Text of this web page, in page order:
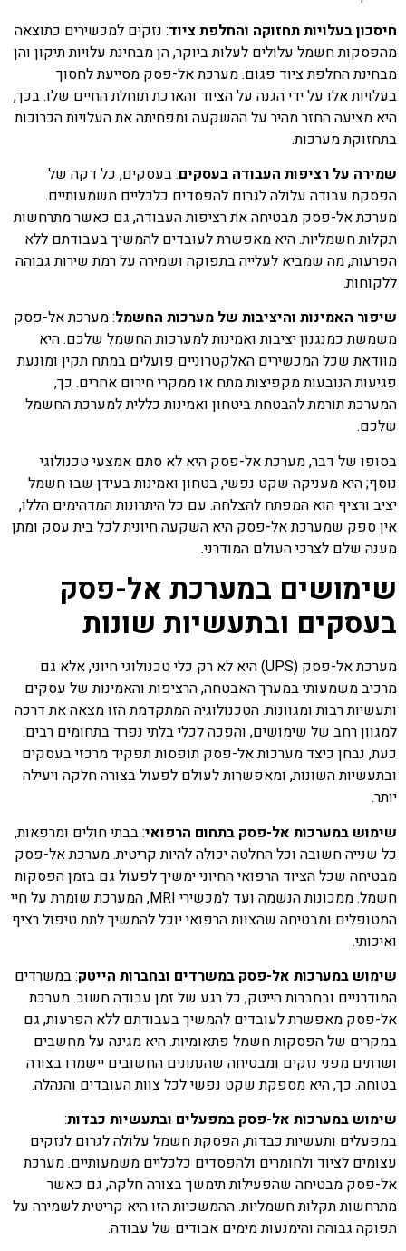
חיסכון בעלויות תחזוקה והחלפת ציוד: נזקים למכשירים כתוצאה
מהפסקות חשמל עלולים לעלות ביוקר, הן מבחינת עלויות תיקון והן
מבחינת החלפת ציוד פגום. מערכת אל-פסק מסייעת לחסוך
בעלויות אלו על ידי הגנה על הציוד והארכת תוחלת החיים שלו. בכך,
היא מציעה החזר מהיר על ההשקעה ומפחיתה את העלויות הכרוכות
בתחזוקת מערכות.
שמירה על רציפות העבודה בעסקים: בעסקים, כל דקה של
הפסקת עבודה עלולה לגרום להפסדים כלכליים משמעותיים.
מערכת אל-פסק מבטיחה את רציפות העבודה, גם כאשר מתרחשות
תקלות חשמליות. היא מאפשרת לעובדים להמשיך בעבודתם ללא
הפרעות, מה שמביא לעלייה בתפוקה ושמירה על רמת שירות גבוהה
ללקוחות.
שיפור האמינות והיציבות של מערכות החשמל: מערכת אל-פסק
משמשת כמנגנון יציבות ואמינות למערכות החשמל שלכם. היא
מוודאת שכל המכשירים האלקטרוניים פועלים במתח תקין ומונעת
פגיעות הנובעות מקפיצות מתח או ממקרי חירום אחרים. כך,
המערכת תורמת להבטחת ביטחון ואמינות כללית למערכת החשמל
שלכם.
בסופו של דבר, מערכת אל-פסק היא לא סתם אמצעי טכנולוגי
נוסף; היא מעניקה שקט נפשי, בטחון ואמינות בעידן שבו חשמל
יציב ורציף הוא המפתח להצלחה. עם כל היתרונות המדהימים הללו,
אין ספק שמערכת אל-פסק היא השקעה חיונית לכל בית עסק ומתן
מענה שלם לצרכי העולם המודרני.
שימושים במערכת אל-פסק
בעסקים ובתעשיות שונות
מערכת אל-פסק (UPS) היא לא רק כלי טכנולוגי חיוני, אלא גם
מרכיב משמעותי במערך האבטחה, הרציפות והאמינות של עסקים
ותעשיות רבות ומגוונות. הטכנולוגיה המתקדמת הזו מצאה את דרכה
למגוון רחב של שימושים, והפכה לכלי בלתי נפרד בתחומים רבים.
כעת, נבחן כיצד מערכות אל-פסק תופסות תפקיד מרכזי בעסקים
ובתעשיות השונות, ומאפשרות לעולם לפעול בצורה חלקה ויעילה
יותר.
שימוש במערכות אל-פסק בתחום הרפואי: בבתי חולים ומרפאות,
כל שנייה חשובה וכל החלטה יכולה להיות קריטית. מערכת אל-פסק
מבטיחה שכל הציוד הרפואי החיוני ימשיך לפעול גם בזמן הפסקות
חשמל. ממכונות הנשמה ועד למכשירי MRI, המערכת שומרת על חיי
המטופלים ומבטיחה שהצוות הרפואי יוכל להמשיך לתת טיפול רציף
ואיכותי.
שימוש במערכות אל-פסק במשרדים ובחברות הייטק: במשרדים
המודרניים ובחברות הייטק, כל רגע של זמן עבודה חשוב. מערכת
אל-פסק מאפשרת לעובדים להמשיך בעבודתם ללא הפרעות, גם
במקרים של הפסקות חשמל פתאומיות. היא מגינה על מחשבים
ושרתים מפני נזקים ומבטיחה שהנתונים החשובים יישמרו בצורה
בטוחה. כך, היא מספקת שקט נפשי לכל צוות העובדים והנהלה.
שימוש במערכות אל-פסק במפעלים ובתעשיות כבדות:
במפעלים ותעשיות כבדות, הפסקת חשמל עלולה לגרום לנזקים
עצומים לציוד ולחומרים ולהפסדים כלכליים משמעותיים. מערכת
אל-פסק מבטיחה שהפעילות תימשך בצורה חלקה, גם כאשר
מתרחשות תקלות חשמליות. ההמשכיות הזו היא קריטית לשמירה על
תפוקה גבוהה והימנעות מימים אבודים של עבודה.